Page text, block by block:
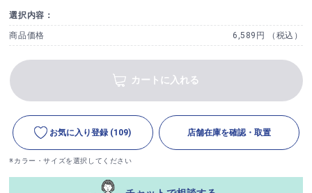
選択内容：
商品価格 6,589円 （税込）
カートに入れる
お気に入り登録 (109) 店舗在庫を確認・取置
※カラー・サイズを選択してください